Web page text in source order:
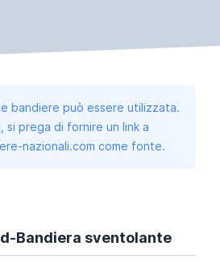
bandiere può essere utilizzata.
si prega di fornire un link a
nazionali.com come fonte.
Bandiera sventolante